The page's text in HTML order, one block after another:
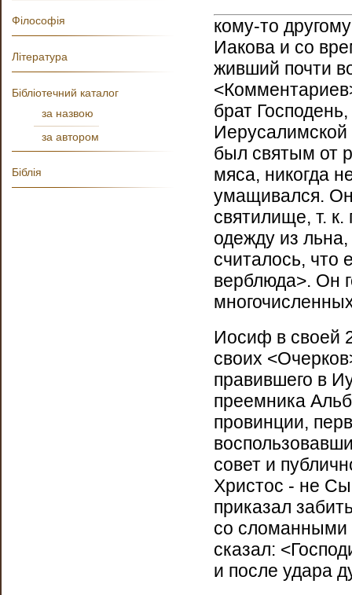
кому-то
Иакова и со
живший почти
брат
был святым от
мяса, никогда
умащивался.
святилище, т.
одежду из
считалось, что
верблюда>. Он
Иосиф в своей
своих
правившего в
преемника
провинции,
совет и
Христос - не
приказал
со сломанными
сказал:
и после удара
Філософія
Література
Бібліотечний каталог
за назвою
за автором
Біблія